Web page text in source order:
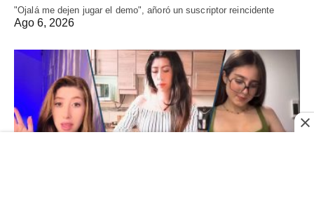
"Ojalá me dejen jugar el demo", añoró un suscriptor reincidente
Ago 6, 2026